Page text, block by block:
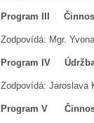
Program III
Zodpovídá: Mgr.
Program IV
Zodpovídá: Jaroslava
Program V